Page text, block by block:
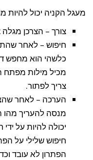
מעגל הקניה יכול
צורך – הצרכן מגלה
חיפוש – לאחר
כלשהי הוא מחפש
מכיל מילות מפתח
צריך לפתור.
הערכה – לאחר
מנסה להעריך מהו
יכולה להיות על
חיפוש שלילי על
הפתרון לא עובד